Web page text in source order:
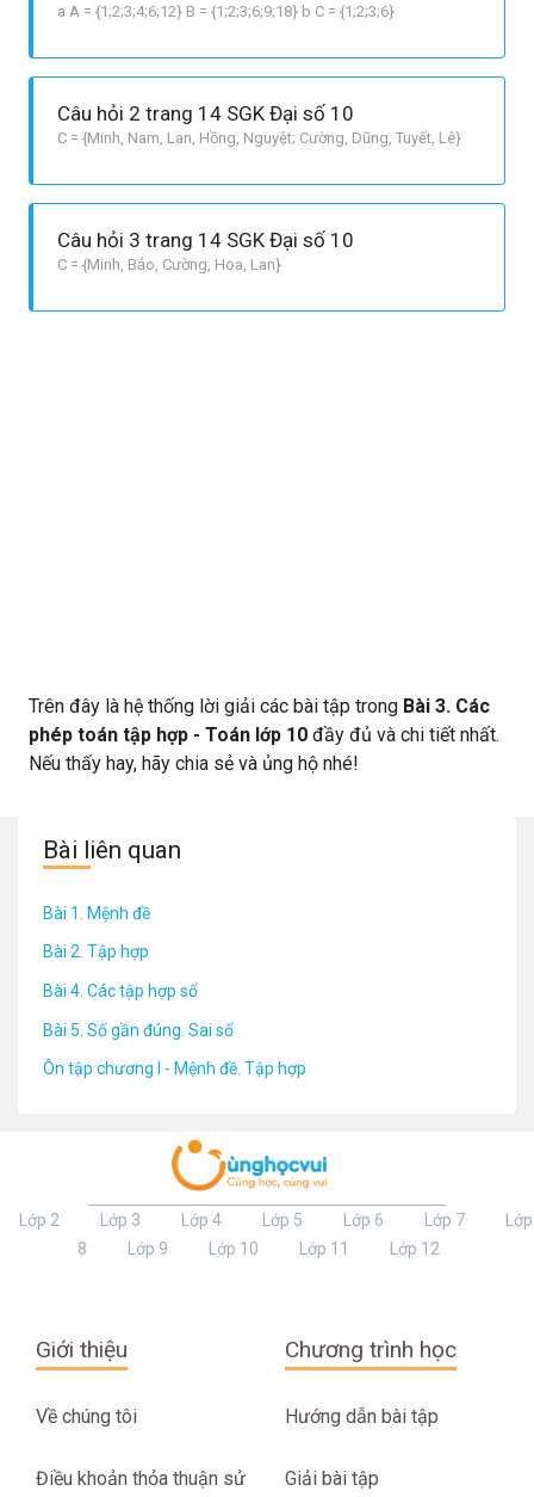
a A = {1;2;3;4;6;12} B = {1;2;3;6;9;18} b C = {1;2;3;6}
Câu hỏi 2 trang 14 SGK Đại số 10
C = {Minh, Nam, Lan, Hồng, Nguyệt; Cường, Dũng, Tuyết, Lê}
Câu hỏi 3 trang 14 SGK Đại số 10
C = {Minh, Bảo, Cường, Hoa, Lan}
Trên đây là hệ thống lời giải các bài tập trong Bài 3. Các
phép toán tập hợp - Toán lớp 10 đầy đủ và chi tiết nhất.
Nếu thấy hay, hãy chia sẻ và ủng hộ nhé!
Bài liên quan
Bài 1. Mệnh đề
Bài 2. Tập hợp
Bài 4. Các tập hợp số
Bài 5. Số gần đúng. Sai số
Ôn tập chương I - Mệnh đề. Tập hợp
Lớp 2 Lớp 3 Lớp 4 Lớp 5 Lớp 6 Lớp 7
Lớp
8
Lớp 9 Lớp 10 Lớp 11 Lớp 12
Giới thiệu
Về chúng tôi
Điều khoản thỏa thuận sử
Chương trình học
Hướng dẫn bài tập
Giải bài tập